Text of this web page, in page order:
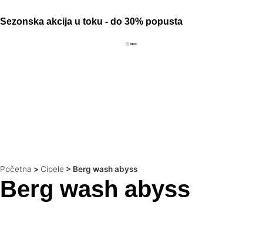
Sezonska akcija u toku - do 30% popusta
Početna > Cipele > Berg wash abyss
Berg wash abyss